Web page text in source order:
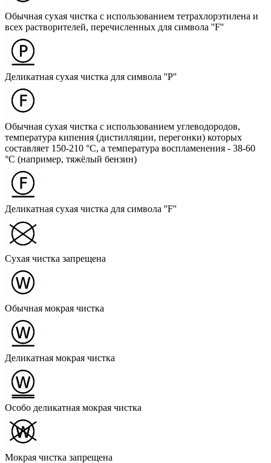
Обычная сухая чистка с использованием тетрахлорэтилена и
всех растворителей, перечисленных для символа ''F''
Деликатная сухая чистка для символа ''P''
Обычная сухая чистка с использованием углеводородов,
температура кипения (дистилляции, перегонки) которых
составляет 150-210 °C, а температура воспламенения - 38-60
°C (например, тяжёлый бензин)
Деликатная сухая чистка для символа ''F''
Сухая чистка запрещена
Обычная мокрая чистка
Деликатная мокрая чистка
Особо деликатная мокрая чистка
Мокрая чистка запрещена